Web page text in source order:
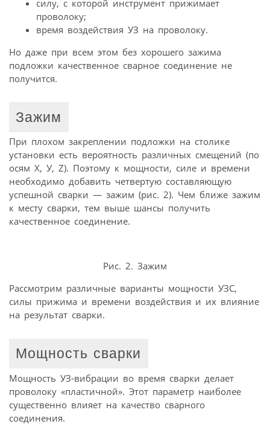
силу, с которой инструмент прижимает
проволоку;
время воздействия УЗ на проволоку.
Но даже при всем этом без хорошего зажима
подложки качественное сварное соединение не
получится.
Зажим
При плохом закреплении подложки на столике
установки есть вероятность различных смещений (по
осям Х, У, Z). Поэтому к мощности, силе и времени
необходимо добавить четвертую составляющую
успешной сварки — зажим (рис. 2). Чем ближе зажим
к месту сварки, тем выше шансы получить
качественное соединение.
Рис. 2. Зажим
Рассмотрим различные варианты мощности УЗС,
силы прижима и времени воздействия и их влияние
на результат сварки.
Мощность сварки
Мощность УЗ-вибрации во время сварки делает
проволоку «пластичной». Этот параметр наиболее
существенно влияет на качество сварного
соединения.